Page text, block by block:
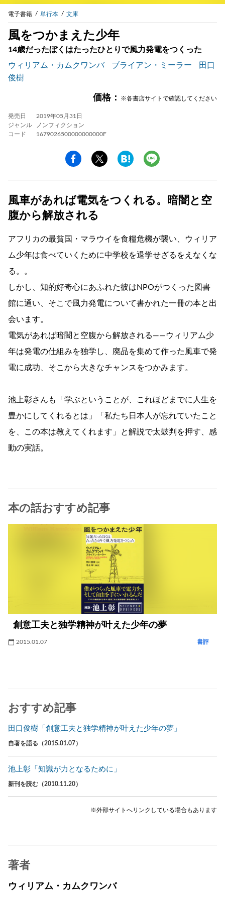
電子書籍 単行本 文庫
風をつかまえた少年
14歳だったぼくはたったひとりで風力発電をつくった
ウィリアム・カムクワンバ
ブライアン・ミーラー
田口
俊樹
価格： ※各書店サイトで確認してください
発売日
2019年05月31日
ジャンル
ノンフィクション
コード
1679026500000000000F
風車があれば電気をつくれる。暗闇と空
腹から解放される
アフリカの最貧国・マラウイを食糧危機が襲い、ウィリア
ム少年は食べていくために中学校を退学せざるをえなくな
る。。
しかし、知的好奇心にあふれた彼はNPOがつくった図書
館に通い、そこで風力発電について書かれた一冊の本と出
会います。
電気があれば暗闇と空腹から解放される――ウィリアム少
年は発電の仕組みを独学し、廃品を集めて作った風車で発
電に成功、そこから大きなチャンスをつかみます。
池上彰さんも「学ぶということが、これほどまでに人生を
豊かにしてくれるとは」「私たち日本人が忘れていたこと
を、この本は教えてくれます」と解説で太鼓判を押す、感
動の実話。
本の話おすすめ記事
創意工夫と独学精神が叶えた少年の夢
2015.01.07 書評
おすすめ記事
田口俊樹「創意工夫と独学精神が叶えた少年の夢」
自著を語る（2015.01.07）
池上彰「知識が力となるために」
新刊を読む（2010.11.20）
※外部サイトへリンクしている場合もあります
著者
ウィリアム・カムクワンバ